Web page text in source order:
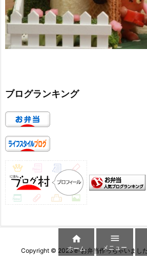
ブログランキング
Copyright © 2026 e-お弁当作っちゃいまし

ホーム

メニュー